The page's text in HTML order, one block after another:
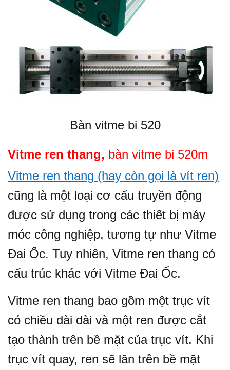
Bàn vitme bi 520
Vitme ren thang, bàn vitme bi 520m
Vitme ren thang (hay còn gọi là vít ren)
cũng là một loại cơ cấu truyền động
được sử dụng trong các thiết bị máy
móc công nghiệp, tương tự như Vitme
Đai Ốc. Tuy nhiên, Vitme ren thang có
cấu trúc khác với Vitme Đai Ốc.
Vitme ren thang bao gồm một trục vít
có chiều dài dài và một ren được cắt
tạo thành trên bề mặt của trục vít. Khi
trục vít quay, ren sẽ lăn trên bề mặt